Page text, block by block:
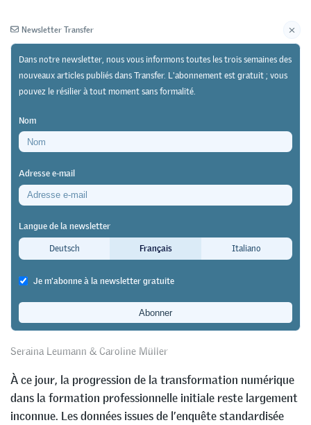
Newsletter Archives
24/10/22
Enquête standardisée auprès d’élèves de classes
suisses
Apprentissage et enseignement
numériques : un degré de
satisfaction étonnamment élevé
Seraina Leumann &Caroline Müller
À ce jour, la progression de la transformation numérique
dans la formation professionnelle initiale reste largement
inconnue. Les données issues de l’enquête standardisée
Newsletter Transfer
Dans notre newsletter, nous vous informons toutes les trois semaines des
nouveaux articles publiés dans Transfer. L'abonnement est gratuit ; vous
pouvez le résilier à tout moment sans formalité.
Nom
Adresse e-mail
Langue de la newsletter
Deutsch
Français Italiano
Je m'abonne à la newsletter gratuite